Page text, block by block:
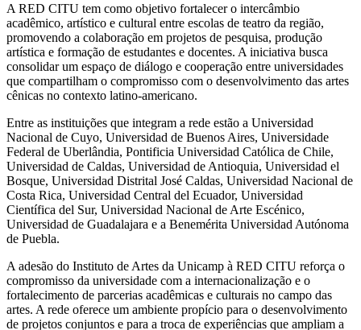
A RED CITU tem como objetivo fortalecer o intercâmbio
acadêmico, artístico e cultural entre escolas de teatro da região,
promovendo a colaboração em projetos de pesquisa, produção
artística e formação de estudantes e docentes. A iniciativa busca
consolidar um espaço de diálogo e cooperação entre universidades
que compartilham o compromisso com o desenvolvimento das artes
cênicas no contexto latino-americano.
Entre as instituições que integram a rede estão a Universidad
Nacional de Cuyo, Universidad de Buenos Aires, Universidade
Federal de Uberlândia, Pontificia Universidad Católica de Chile,
Universidad de Caldas, Universidad de Antioquia, Universidad el
Bosque, Universidad Distrital José Caldas, Universidad Nacional de
Costa Rica, Universidad Central del Ecuador, Universidad
Científica del Sur, Universidad Nacional de Arte Escénico,
Universidad de Guadalajara e a Benemérita Universidad Autónoma
de Puebla.
A adesão do Instituto de Artes da Unicamp à RED CITU reforça o
compromisso da universidade com a internacionalização e o
fortalecimento de parcerias acadêmicas e culturais no campo das
artes. A rede oferece um ambiente propício para o desenvolvimento
de projetos conjuntos e para a troca de experiências que ampliam a